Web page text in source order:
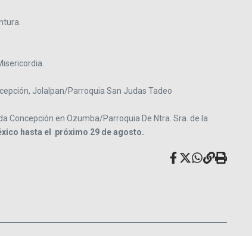
Jolalpan/Parroquia San Judas Tadeo
Concepción en Ozumba/Parroquia De Ntra. Sra. de la
hasta el próximo 29 de agosto.